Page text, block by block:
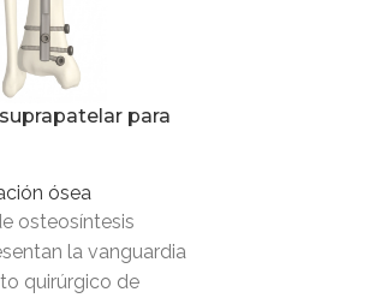
para
ósea
osteosíntesis
la vanguardia
quirúrgico de